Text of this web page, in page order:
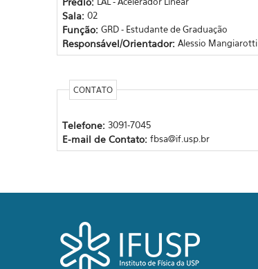
Sala: 02
Função: GRD - Estudante de Graduação
Responsável/Orientador: Alessio Mangiarotti
CONTATO
Telefone: 3091-7045
E-mail de Contato: fbsa@if.usp.br